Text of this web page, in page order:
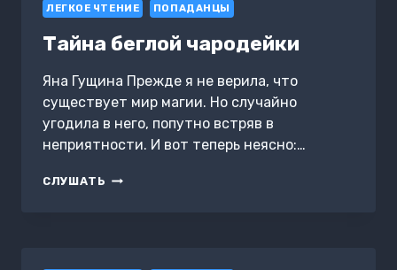
ЛЕГКОЕ ЧТЕНИЕ ПОПАДАНЦЫ
Тайна беглой чародейки
Яна Гущина Прежде я не верила, что
существует мир магии. Но случайно
угодила в него, попутно встряв в
неприятности. И вот теперь неясно:…
СЛУШАТЬ ТАЙНА